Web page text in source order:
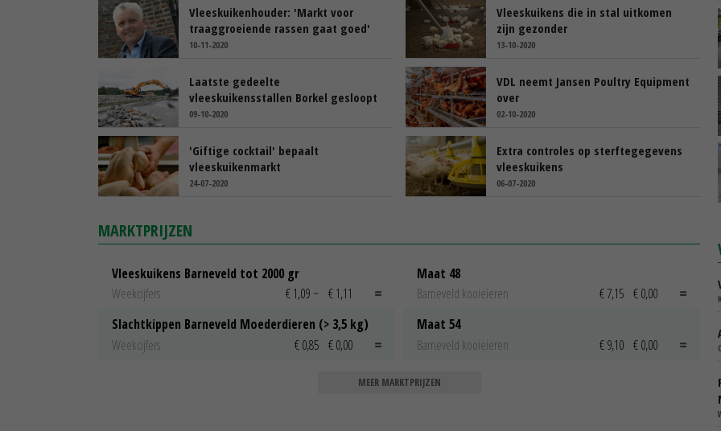
Vleeskuikenhouder: 'Markt voor
traaggroeiende rassen gaat goed'
10-11-2020
Vleeskuikens die in stal uitkomen
zijn gezonder
13-10-2020
Laatste gedeelte
vleeskuikensstallen Borkel gesloopt
09-10-2020
VDL neemt Jansen Poultry Equipment
over
02-10-2020
'Giftige cocktail' bepaalt
vleeskuikenmarkt
24-07-2020
Extra controles op sterftegegevens
vleeskuikens
06-07-2020
MARKTPRIJZEN
Vleeskuikens Barneveld tot 2000 gr
Weekcijfers
€ 1,09 ~ € 1,11
Slachtkippen Barneveld Moederdieren (> 3,5 kg)
Weekcijfers
€ 0,85 € 0,00
Maat 48
Barneveld kooieieren
€ 7,15 € 0,00
Maat 54
Barneveld kooieieren
€ 9,10 € 0,00
MEER MARKTPRIJZEN